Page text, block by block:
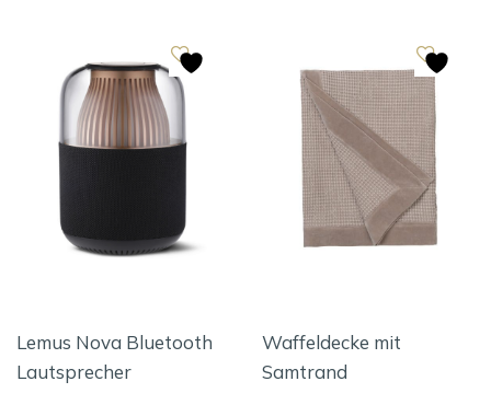
Lemus Nova Bluetooth
Lautsprecher
Waffeldecke mit
Samtrand